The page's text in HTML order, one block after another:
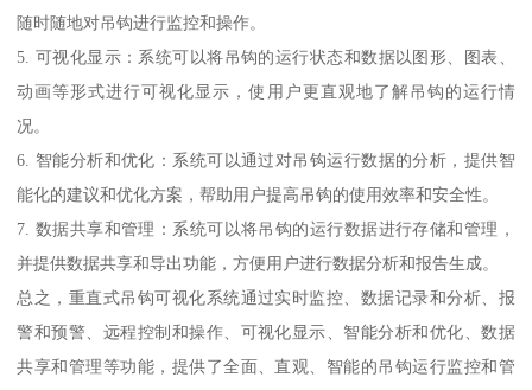
随时随地对吊钩进行监控和操作。
5. 可视化显示：系统可以将吊钩的运行状态和数据以图形、图表、
动画等形式进行可视化显示，使用户更直观地了解吊钩的运行情
况。
6. 智能分析和优化：系统可以通过对吊钩运行数据的分析，提供智
能化的建议和优化方案，帮助用户提高吊钩的使用效率和安全性。
7. 数据共享和管理：系统可以将吊钩的运行数据进行存储和管理，
并提供数据共享和导出功能，方便用户进行数据分析和报告生成。
总之，重直式吊钩可视化系统通过实时监控、数据记录和分析、报
警和预警、远程控制和操作、可视化显示、智能分析和优化、数据
共享和管理等功能，提供了全面、直观、智能的吊钩运行监控和管